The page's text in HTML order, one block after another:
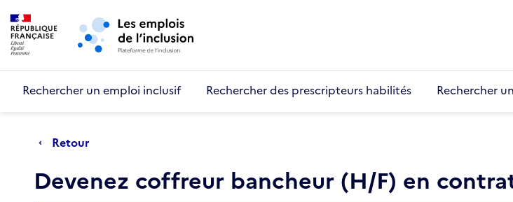
Aller au menu principal
Rechercher un emploi inclusif Rechercher des prescripteurs habilités Rechercher
Retour
Devenez coffreur bancheur (H/F) en